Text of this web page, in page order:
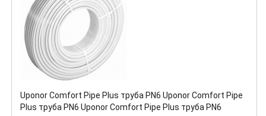
Uponor Comfort Pipe Plus труба PN6 Uponor Comfort Pipe
Plus труба PN6 Uponor Comfort Pipe Plus труба PN6